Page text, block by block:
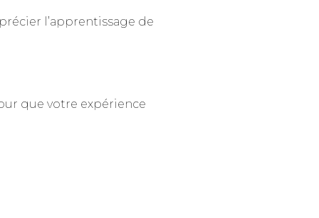
l’apprentissage de
que votre expérience